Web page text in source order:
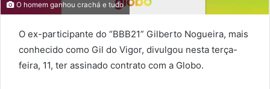
O homem ganhou crachá e tudo
O ex-participante do “BBB21” Gilberto Nogueira, mais
conhecido como Gil do Vigor, divulgou nesta terça-
feira, 11, ter assinado contrato com a Globo.